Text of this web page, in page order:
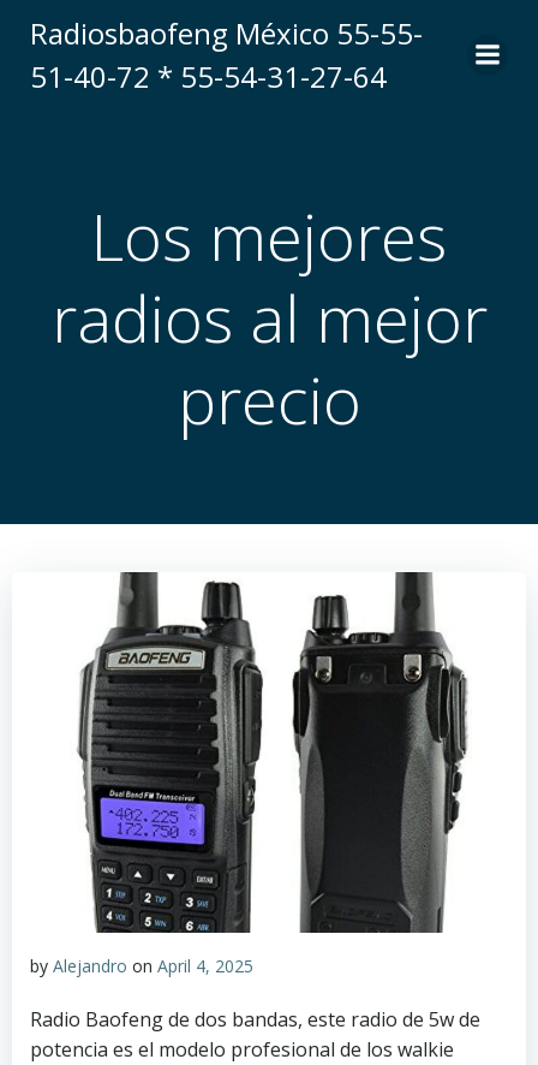
to
content
Radiosbaofeng México 55-55-
51-40-72 * 55-54-31-27-64
Los mejores
radios al mejor
precio
by Alejandro on April 4, 2025
Radio Baofeng de dos bandas, este radio de 5w de
potencia es el modelo profesional de los walkie